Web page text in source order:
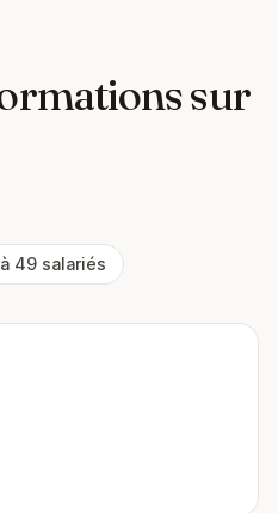
sur
49 salariés